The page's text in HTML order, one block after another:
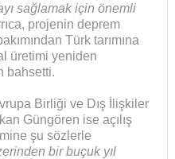
sağlamak için önemli
projenin deprem
Türk tarımına
üretimi yeniden
bahsetti.
Birliği ve Dış İlişkiler
Güngören ise açılış
şu sözlerle
bir buçuk yıl